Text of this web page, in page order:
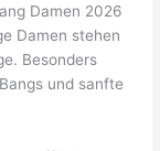
Damen 2026
Damen stehen
Besonders
und sanfte